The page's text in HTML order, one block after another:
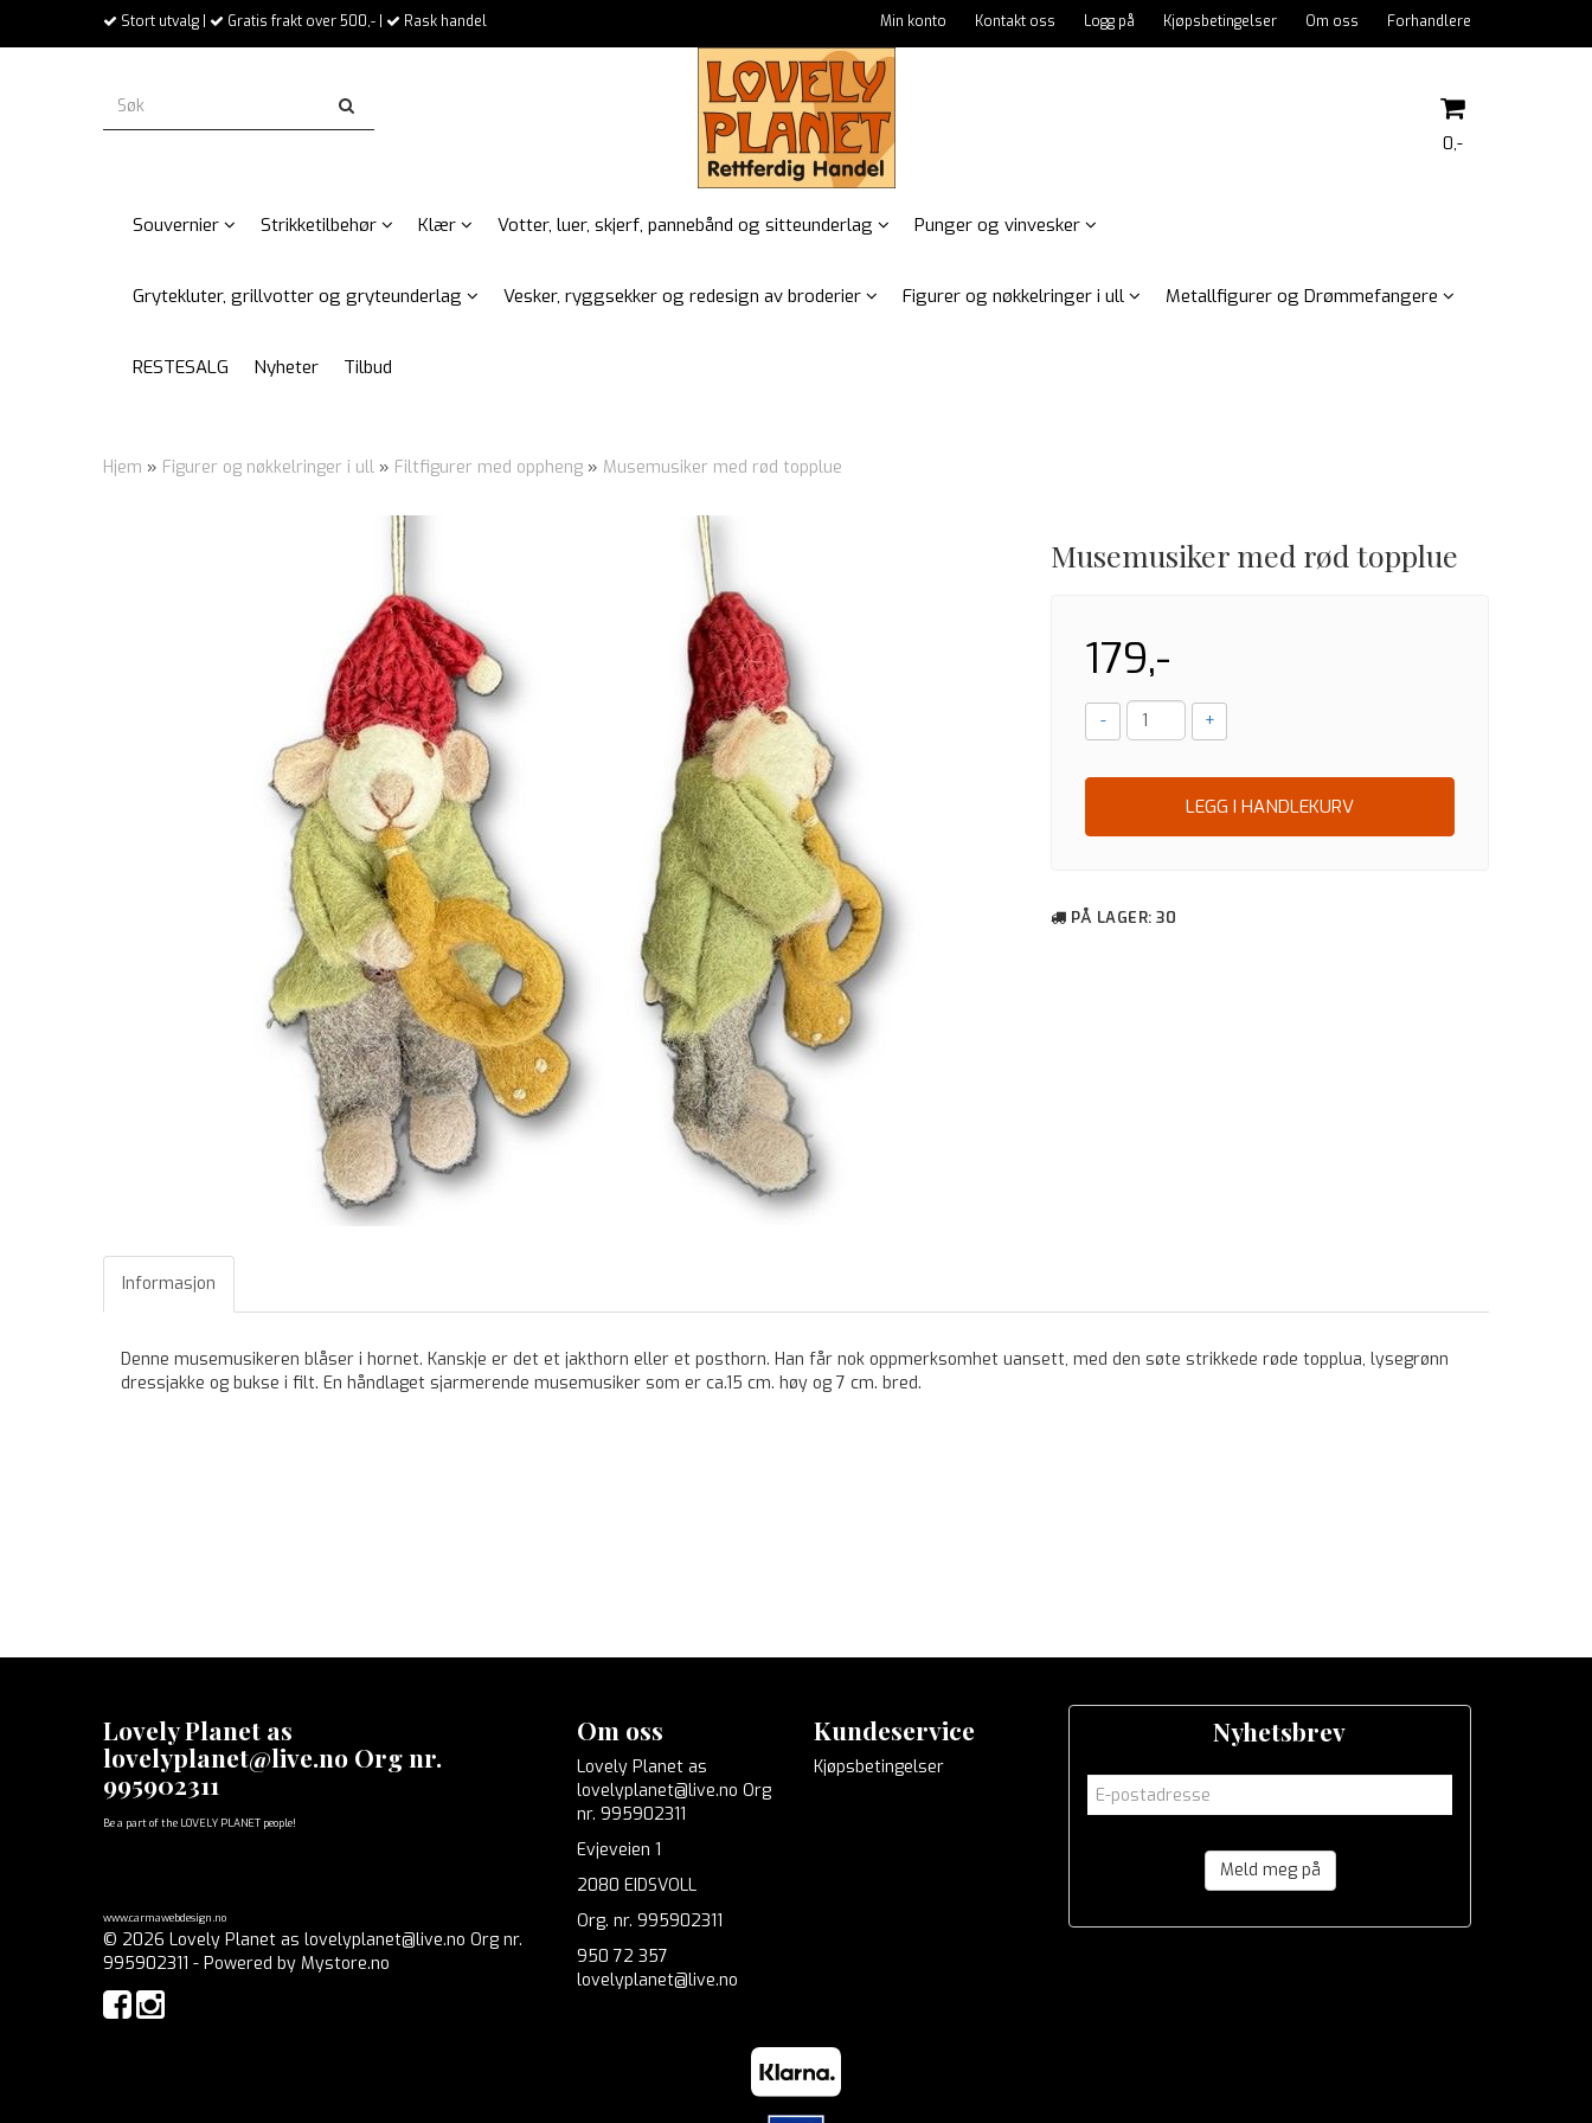
Stort utvalg | Gratis frakt over 500,- | Rask handel Min konto Kontakt oss Logg på Kjøpsbetingelser Om oss Forhandlere
0,-
Souvernier Strikketilbehør Klær Votter, luer, skjerf, pannebånd og sitteunderlag Punger og vinvesker
Grytekluter, grillvotter og gryteunderlag Vesker, ryggsekker og redesign av broderier Figurer og nøkkelringer i ull Metallfigurer og Drømmefangere
RESTESALG Nyheter Tilbud
Hjem » Figurer og nøkkelringer i ull » Filtfigurer med oppheng » Musemusiker med rød topplue
Musemusiker med rød topplue
179,-
- +
LEGG I HANDLEKURV
PÅ LAGER: 30
Informasjon
Denne musemusikeren blåser i hornet. Kanskje er det et jakthorn eller et posthorn. Han får nok oppmerksomhet uansett, med den søte strikkede røde topplua, lysegrønn
dressjakke og bukse i filt. En håndlaget sjarmerende musemusiker som er ca.15 cm. høy og 7 cm. bred.
Lovely Planet as
lovelyplanet@live.no Org nr.
995902311
Be a part of the LOVELY PLANET people!
www.carmawebdesign.no
© 2026 Lovely Planet as lovelyplanet@live.no Org nr.
995902311 - Powered by Mystore.no
Om oss
Lovely Planet as
lovelyplanet@live.no Org
nr. 995902311
Evjeveien 1
2080 EIDSVOLL
Org. nr. 995902311
950 72 357
lovelyplanet@live.no
Kundeservice
Kjøpsbetingelser
Nyhetsbrev
Meld meg på